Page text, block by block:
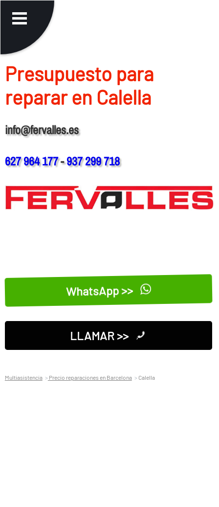
Presupuesto para
reparar en Calella
info@fervalles.es
627 964 177-937 299 718
WhatsApp >>
LLAMAR >>
Multiasistencia Precio reparaciones en Barcelona Calella